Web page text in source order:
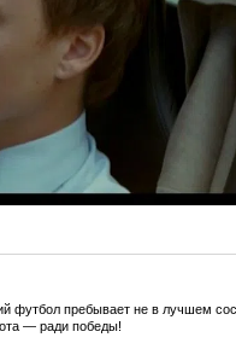
футбол пребывает не в лучшем
— ради победы!